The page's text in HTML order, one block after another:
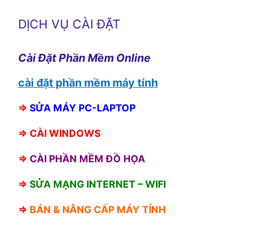
DỊCH VỤ CÀI ĐẶT
Cài Đặt Phần Mềm Online
cài đặt phần mềm máy tính
⇒ SỬA MÁY PC-LAPTOP
⇒ CÀI WINDOWS
⇒ CÀI PHẦN MỀM ĐỒ HỌA
⇒ SỬA MẠNG INTERNET – WIFI
⇒ BÁN & NÂNG CẤP MÁY TÍNH